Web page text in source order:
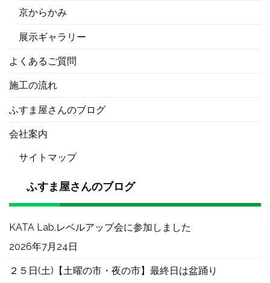
京からかみ
展示ギャラリー
よくあるご質問
施工の流れ
ふすま屋さんのブログ
会社案内
サイトマップ
ふすま屋さんのブログ
KATA Lab.レベルアップ会に参加しました
2026年7月24日
２５日(土)【土曜の市・夜の市】最終日は盆踊り